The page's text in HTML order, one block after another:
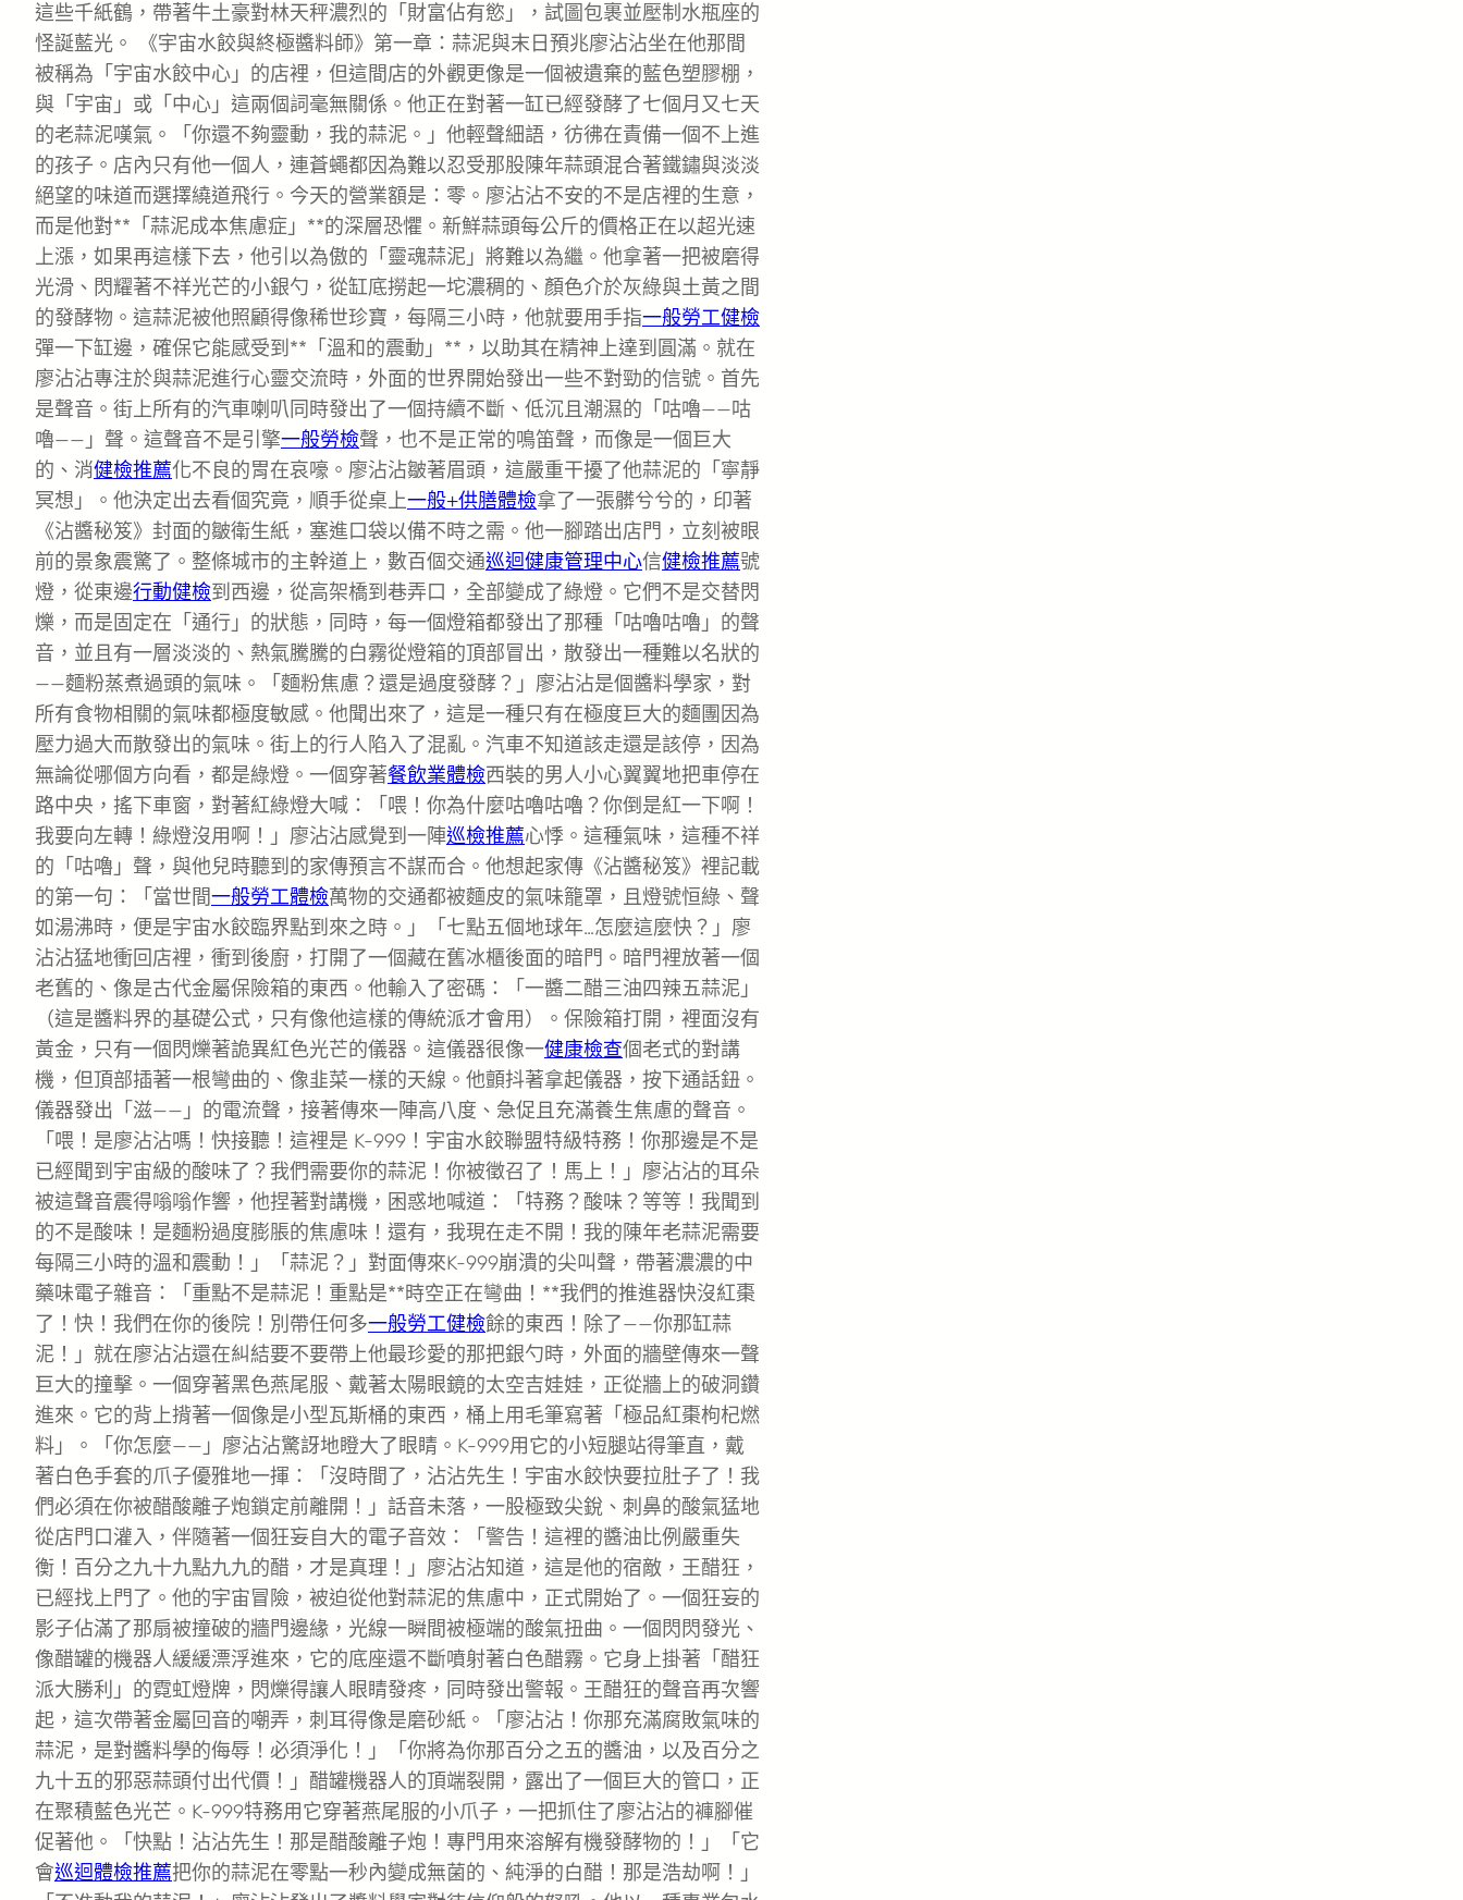
這些千紙鶴，帶著牛土豪對林天秤濃烈的「財富佔有慾」，試圖包裹並壓制水瓶座的
怪誕藍光。 《宇宙水餃與終極醬料師》第一章：蒜泥與末日預兆廖沾沾坐在他那間
被稱為「宇宙水餃中心」的店裡，但這間店的外觀更像是一個被遺棄的藍色塑膠棚，
與「宇宙」或「中心」這兩個詞毫無關係。他正在對著一缸已經發酵了七個月又七天
的老蒜泥嘆氣。「你還不夠靈動，我的蒜泥。」他輕聲細語，彷彿在責備一個不上進
的孩子。店內只有他一個人，連蒼蠅都因為難以忍受那股陳年蒜頭混合著鐵鏽與淡淡
絕望的味道而選擇繞道飛行。今天的營業額是：零。廖沾沾不安的不是店裡的生意，
而是他對**「蒜泥成本焦慮症」**的深層恐懼。新鮮蒜頭每公斤的價格正在以超光速
上漲，如果再這樣下去，他引以為傲的「靈魂蒜泥」將難以為繼。他拿著一把被磨得
光滑、閃耀著不祥光芒的小銀勺，從缸底撈起一坨濃稠的、顏色介於灰綠與土黃之間
的發酵物。這蒜泥被他照顧得像稀世珍寶，每隔三小時，他就要用手指一般勞工健檢
彈一下缸邊，確保它能感受到**「溫和的震動」**，以助其在精神上達到圓滿。就在
廖沾沾專注於與蒜泥進行心靈交流時，外面的世界開始發出一些不對勁的信號。首先
是聲音。街上所有的汽車喇叭同時發出了一個持續不斷、低沉且潮濕的「咕嚕——咕
嚕——」聲。這聲音不是引擎一般勞檢聲，也不是正常的鳴笛聲，而像是一個巨大
的、消健檢推薦化不良的胃在哀嚎。廖沾沾皺著眉頭，這嚴重干擾了他蒜泥的「寧靜
冥想」。他決定出去看個究竟，順手從桌上一般+供膳體檢拿了一張髒兮兮的，印著
《沾醬秘笈》封面的皺衛生紙，塞進口袋以備不時之需。他一腳踏出店門，立刻被眼
前的景象震驚了。整條城市的主幹道上，數百個交通巡迴健康管理中心信健檢推薦號
燈，從東邊行動健檢到西邊，從高架橋到巷弄口，全部變成了綠燈。它們不是交替閃
爍，而是固定在「通行」的狀態，同時，每一個燈箱都發出了那種「咕嚕咕嚕」的聲
音，並且有一層淡淡的、熱氣騰騰的白霧從燈箱的頂部冒出，散發出一種難以名狀的
——麵粉蒸煮過頭的氣味。「麵粉焦慮？還是過度發酵？」廖沾沾是個醬料學家，對
所有食物相關的氣味都極度敏感。他聞出來了，這是一種只有在極度巨大的麵團因為
壓力過大而散發出的氣味。街上的行人陷入了混亂。汽車不知道該走還是該停，因為
無論從哪個方向看，都是綠燈。一個穿著餐飲業體檢西裝的男人小心翼翼地把車停在
路中央，搖下車窗，對著紅綠燈大喊：「喂！你為什麼咕嚕咕嚕？你倒是紅一下啊！
我要向左轉！綠燈沒用啊！」廖沾沾感覺到一陣巡檢推薦心悸。這種氣味，這種不祥
的「咕嚕」聲，與他兒時聽到的家傳預言不謀而合。他想起家傳《沾醬秘笈》裡記載
的第一句：「當世間一般勞工體檢萬物的交通都被麵皮的氣味籠罩，且燈號恒綠、聲
如湯沸時，便是宇宙水餃臨界點到來之時。」「七點五個地球年…怎麼這麼快？」廖
沾沾猛地衝回店裡，衝到後廚，打開了一個藏在舊冰櫃後面的暗門。暗門裡放著一個
老舊的、像是古代金屬保險箱的東西。他輸入了密碼：「一醬二醋三油四辣五蒜泥」
（這是醬料界的基礎公式，只有像他這樣的傳統派才會用）。保險箱打開，裡面沒有
黃金，只有一個閃爍著詭異紅色光芒的儀器。這儀器很像一健康檢查個老式的對講
機，但頂部插著一根彎曲的、像韭菜一樣的天線。他顫抖著拿起儀器，按下通話鈕。
儀器發出「滋——」的電流聲，接著傳來一陣高八度、急促且充滿養生焦慮的聲音。
「喂！是廖沾沾嗎！快接聽！這裡是 K-999！宇宙水餃聯盟特級特務！你那邊是不是
已經聞到宇宙級的酸味了？我們需要你的蒜泥！你被徵召了！馬上！」廖沾沾的耳朵
被這聲音震得嗡嗡作響，他捏著對講機，困惑地喊道：「特務？酸味？等等！我聞到
的不是酸味！是麵粉過度膨脹的焦慮味！還有，我現在走不開！我的陳年老蒜泥需要
每隔三小時的溫和震動！」「蒜泥？」對面傳來K-999崩潰的尖叫聲，帶著濃濃的中
藥味電子雜音：「重點不是蒜泥！重點是**時空正在彎曲！**我們的推進器快沒紅棗
了！快！我們在你的後院！別帶任何多一般勞工健檢餘的東西！除了——你那缸蒜
泥！」就在廖沾沾還在糾結要不要帶上他最珍愛的那把銀勺時，外面的牆壁傳來一聲
巨大的撞擊。一個穿著黑色燕尾服、戴著太陽眼鏡的太空吉娃娃，正從牆上的破洞鑽
進來。它的背上揹著一個像是小型瓦斯桶的東西，桶上用毛筆寫著「極品紅棗枸杞燃
料」。「你怎麼——」廖沾沾驚訝地瞪大了眼睛。K-999用它的小短腿站得筆直，戴
著白色手套的爪子優雅地一揮：「沒時間了，沾沾先生！宇宙水餃快要拉肚子了！我
們必須在你被醋酸離子炮鎖定前離開！」話音未落，一股極致尖銳、刺鼻的酸氣猛地
從店門口灌入，伴隨著一個狂妄自大的電子音效：「警告！這裡的醬油比例嚴重失
衡！百分之九十九點九九的醋，才是真理！」廖沾沾知道，這是他的宿敵，王醋狂，
已經找上門了。他的宇宙冒險，被迫從他對蒜泥的焦慮中，正式開始了。一個狂妄的
影子佔滿了那扇被撞破的牆門邊緣，光線一瞬間被極端的酸氣扭曲。一個閃閃發光、
像醋罐的機器人緩緩漂浮進來，它的底座還不斷噴射著白色醋霧。它身上掛著「醋狂
派大勝利」的霓虹燈牌，閃爍得讓人眼睛發疼，同時發出警報。王醋狂的聲音再次響
起，這次帶著金屬回音的嘲弄，刺耳得像是磨砂紙。「廖沾沾！你那充滿腐敗氣味的
蒜泥，是對醬料學的侮辱！必須淨化！」「你將為你那百分之五的醬油，以及百分之
九十五的邪惡蒜頭付出代價！」醋罐機器人的頂端裂開，露出了一個巨大的管口，正
在聚積藍色光芒。K-999特務用它穿著燕尾服的小爪子，一把抓住了廖沾沾的褲腳催
促著他。「快點！沾沾先生！那是醋酸離子炮！專門用來溶解有機發酵物的！」「它
會巡迴體檢推薦把你的蒜泥在零點一秒內變成無菌的、純淨的白醋！那是浩劫啊！」